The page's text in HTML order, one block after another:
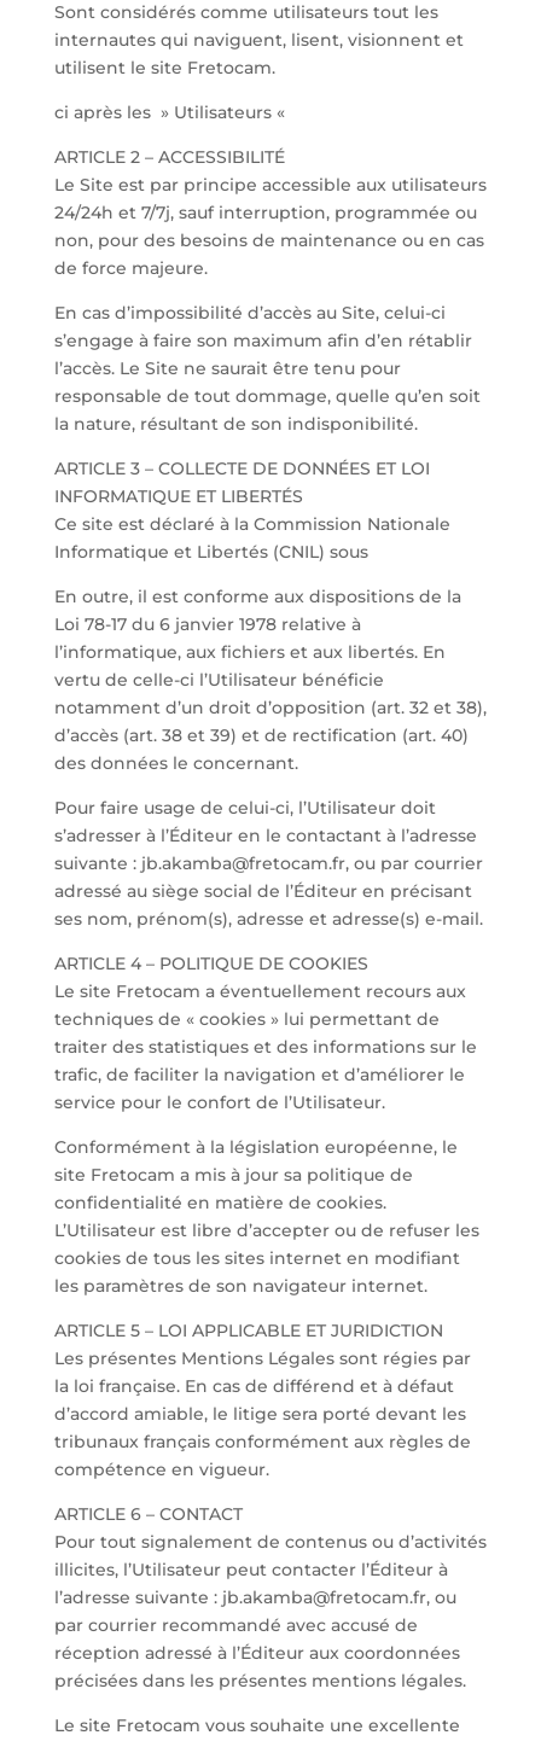
Sont considérés comme utilisateurs tout les
internautes qui naviguent, lisent, visionnent et
utilisent le site Fretocam.
ci après les » Utilisateurs «
ARTICLE 2 – ACCESSIBILITÉ
Le Site est par principe accessible aux utilisateurs
24/24h et 7/7j, sauf interruption, programmée ou
non, pour des besoins de maintenance ou en cas
de force majeure.
En cas d’impossibilité d’accès au Site, celui-ci
s’engage à faire son maximum afin d’en rétablir
l’accès. Le Site ne saurait être tenu pour
responsable de tout dommage, quelle qu’en soit
la nature, résultant de son indisponibilité.
ARTICLE 3 – COLLECTE DE DONNÉES ET LOI
INFORMATIQUE ET LIBERTÉS
Ce site est déclaré à la Commission Nationale
Informatique et Libertés (CNIL) sous
En outre, il est conforme aux dispositions de la
Loi 78-17 du 6 janvier 1978 relative à
l’informatique, aux fichiers et aux libertés. En
vertu de celle-ci l’Utilisateur bénéficie
notamment d’un droit d’opposition (art. 32 et 38),
d’accès (art. 38 et 39) et de rectification (art. 40)
des données le concernant.
Pour faire usage de celui-ci, l’Utilisateur doit
s’adresser à l’Éditeur en le contactant à l’adresse
suivante : jb.akamba@fretocam.fr, ou par courrier
adressé au siège social de l’Éditeur en précisant
ses nom, prénom(s), adresse et adresse(s) e-mail.
ARTICLE 4 – POLITIQUE DE COOKIES
Le site Fretocam a éventuellement recours aux
techniques de « cookies » lui permettant de
traiter des statistiques et des informations sur le
trafic, de faciliter la navigation et d’améliorer le
service pour le confort de l’Utilisateur.
Conformément à la législation européenne, le
site Fretocam a mis à jour sa politique de
confidentialité en matière de cookies.
L’Utilisateur est libre d’accepter ou de refuser les
cookies de tous les sites internet en modifiant
les paramètres de son navigateur internet.
ARTICLE 5 – LOI APPLICABLE ET JURIDICTION
Les présentes Mentions Légales sont régies par
la loi française. En cas de différend et à défaut
d’accord amiable, le litige sera porté devant les
tribunaux français conformément aux règles de
compétence en vigueur.
ARTICLE 6 – CONTACT
Pour tout signalement de contenus ou d’activités
illicites, l’Utilisateur peut contacter l’Éditeur à
l’adresse suivante : jb.akamba@fretocam.fr, ou
par courrier recommandé avec accusé de
réception adressé à l’Éditeur aux coordonnées
précisées dans les présentes mentions légales.
Le site Fretocam vous souhaite une excellente